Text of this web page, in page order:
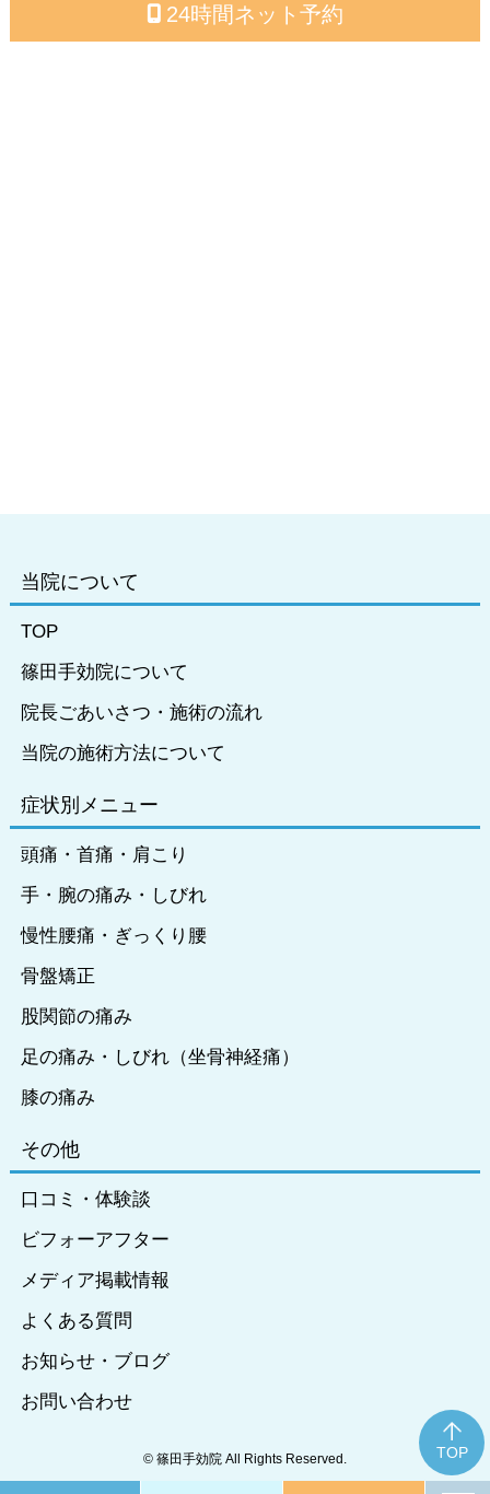
24時間ネット予約
TOP
当院について
TOP
篠田手効院について
院長ごあいさつ・施術の流れ
当院の施術方法について
症状別メニュー
頭痛・首痛・肩こり
手・腕の痛み・しびれ
慢性腰痛・ぎっくり腰
骨盤矯正
股関節の痛み
足の痛み・しびれ（坐骨神経痛）
膝の痛み
その他
口コミ・体験談
ビフォーアフター
メディア掲載情報
よくある質問
お知らせ・ブログ
お問い合わせ
©️ 篠田手効院 All Rights Reserved︎.